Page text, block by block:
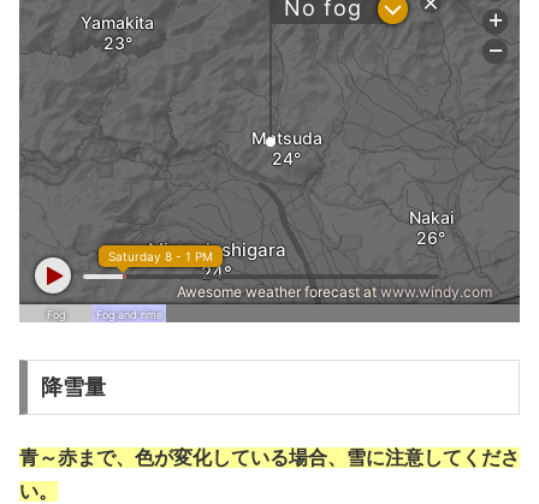
降雪量
青～赤まで、色が変化している場合、雪に注意してくださ
い。